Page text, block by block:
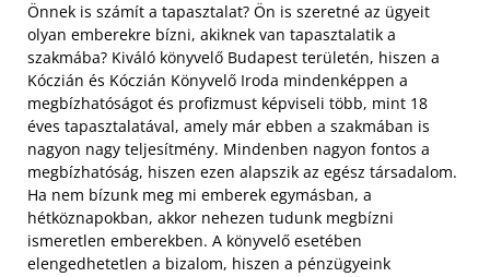
Önnek is számít a tapasztalat? Ön is szeretné az ügyeit
olyan emberekre bízni, akiknek van tapasztalatik a
szakmába? Kiváló könyvelő Budapest területén, hiszen a
Kóczián és Kóczián Könyvelő Iroda mindenképpen a
megbízhatóságot és profizmust képviseli több, mint 18
éves tapasztalatával, amely már ebben a szakmában is
nagyon nagy teljesítmény. Mindenben nagyon fontos a
megbízhatóság, hiszen ezen alapszik az egész társadalom.
Ha nem bízunk meg mi emberek egymásban, a
hétköznapokban, akkor nehezen tudunk megbízni
ismeretlen emberekben. A könyvelő esetében
elengedhetetlen a bizalom, hiszen a pénzügyeink